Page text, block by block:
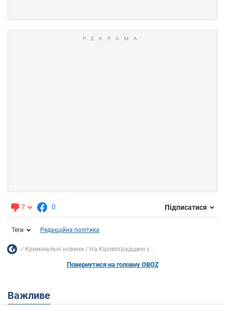
7 0 Підписатися
Теги Редакційна політика
Кримінальні новини На Кіровоградщині у...
Повернутися на головну OBOZ
Важливе